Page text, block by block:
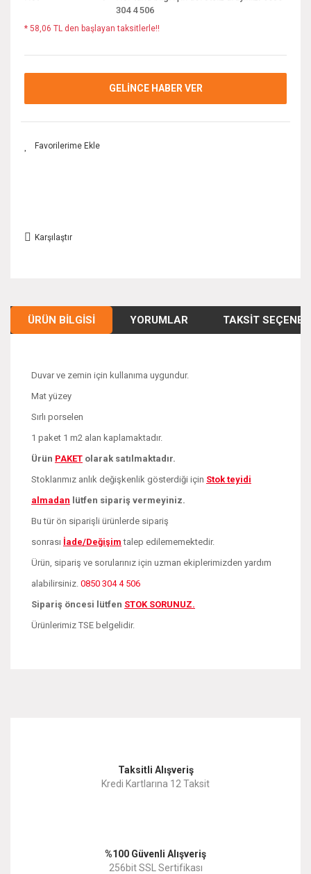
304 4 506
* 58,06 TL den başlayan taksitlerle!!
GELİNCE HABER VER
Karşılaştır
ÜRÜN BILGISI YORUMLAR TAKSIT
Duvar ve zemin için kullanıma uygundur.
Mat yüzey
Sırlı porselen
1 paket 1 m2 alan kaplamaktadır.
Ürün PAKET olarak satılmaktadır.
Stoklarımız anlık değişkenlik gösterdiği için Stok teyidi
almadan lütfen sipariş vermeyiniz.
Bu tür ön siparişli ürünlerde sipariş
sonrası İade/Değişim talep edilememektedir.
Ürün, sipariş ve sorularınız için uzman ekiplerimizden yardım
alabilirsiniz. 0850 304 4 506
Sipariş öncesi lütfen STOK SORUNUZ.
Ürünlerimiz TSE belgelidir.
Ürün resmi kalitesiz, bozuk veya görüntülenemiyor.
Ürün fiyatı diğer sitelerden daha pahalı.
Taksitli Alışveriş
Kredi Kartlarına 12 Taksit
%100 Güvenli Alışveriş
256bit SSL Sertifikası